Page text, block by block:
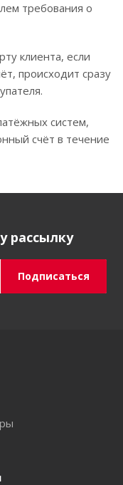
требования о
клиента, если
происходит сразу
систем,
счёт в течение
рассылку